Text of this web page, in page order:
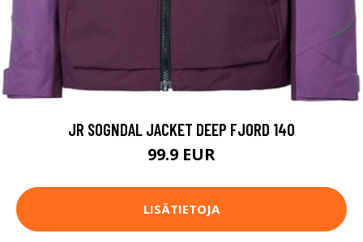
JR SOGNDAL JACKET DEEP FJORD 140
99.9 EUR
LISÄTIETOJA